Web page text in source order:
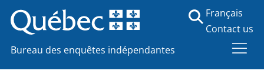
Bureau des enquêtes indépendantes
Français
Contact us